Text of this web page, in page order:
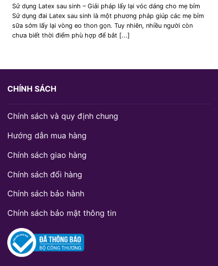
Sử dụng Latex sau sinh – Giải pháp lấy lại vóc dáng cho mẹ bỉm
Sử dụng đai Latex sau sinh là một phương pháp giúp các mẹ bỉm
sữa sớm lấy lại vòng eo thon gọn. Tuy nhiên, nhiều người còn
chưa biết thời điểm phù hợp để bắt [...]
CHÍNH SÁCH
Chính sách và quy định chung
Hướng dẫn mua hàng
Chính sách giao hàng
Chính sách đổi hàng
Chính sách bảo hành
Chính sách bảo mật thông tin